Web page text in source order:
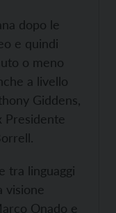
dopo le
e quindi
o meno
a livello
Giddens,
Presidente
tra linguaggi
visione
Onado e